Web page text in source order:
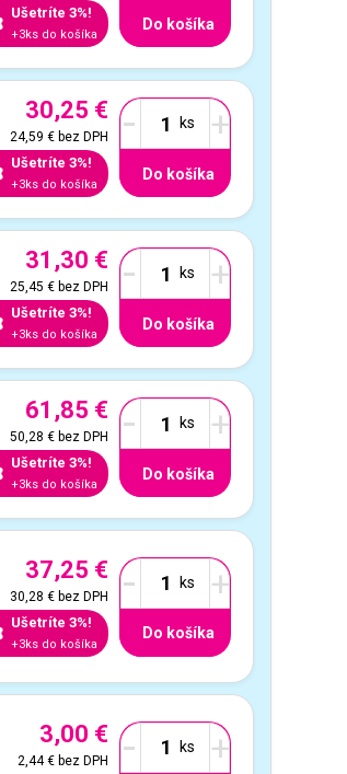
Ušetríte 3%!
+3ks do košíka
Do košíka
30,25 €
24,59 €bez DPH
Ušetríte 3%!
+3ks do košíka
- +
Do košíka
31,30 €
25,45 €bez DPH
Ušetríte 3%!
+3ks do košíka
- +
Do košíka
61,85 €
50,28 €bez DPH
Ušetríte 3%!
+3ks do košíka
- +
Do košíka
37,25 €
30,28 €bez DPH
Ušetríte 3%!
+3ks do košíka
- +
Do košíka
3,00 €
2,44 €bez DPH - +